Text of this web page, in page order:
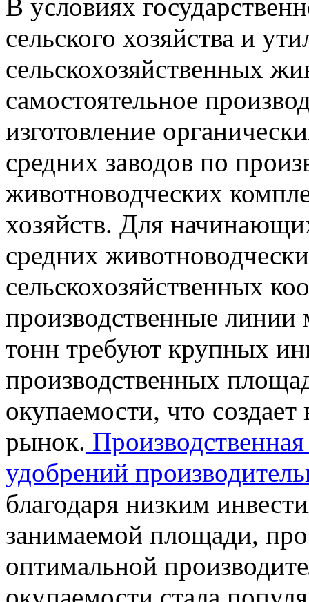
В условиях
сельского хозяйства и
сельскохозяйственных
самостоятельное
изготовление
средних заводов по
животноводческих
хозяйств. Для
средних
сельскохозяйственных
производственные
тонн требуют крупных
производственных
окупаемости, что
рынок.
удобрений
благодаря низким
занимаемой площади,
оптимальной